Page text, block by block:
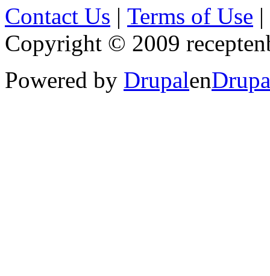
Contact Us | Terms of Use |
Copyright © 2009
Powered by Drupalen